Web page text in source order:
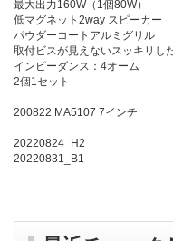
最大出力160W（1個80W）
低マグネット2way スピーカー
パウダーコートアルミグリル
取付ビスが見えないスッキリし
インピーダンス：4オーム
2個1セット
200822 MA5107 7インチ
20220824_H2
20220831_B1